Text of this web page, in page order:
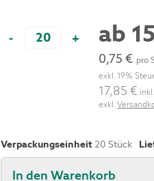
- + ab
0,75 € pro
exkl. 19%
17,85 €
exkl.
Verpackungseinheit 20 Stück
In den Warenkorb